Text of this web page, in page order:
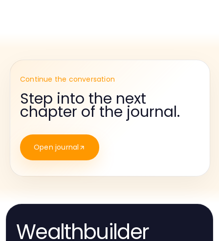
Continue the conversation
Step into the next
chapter of the journal.
Open journal
Wealthbuilder